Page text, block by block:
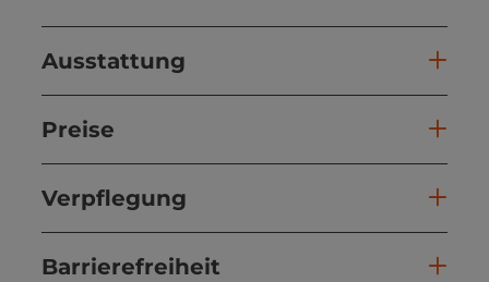
Ausstattung
Preise
Verpflegung
Barrierefreiheit